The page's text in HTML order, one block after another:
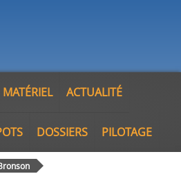
MATÉRIEL ACTUALITÉ
DOSSIERS PILOTAGE